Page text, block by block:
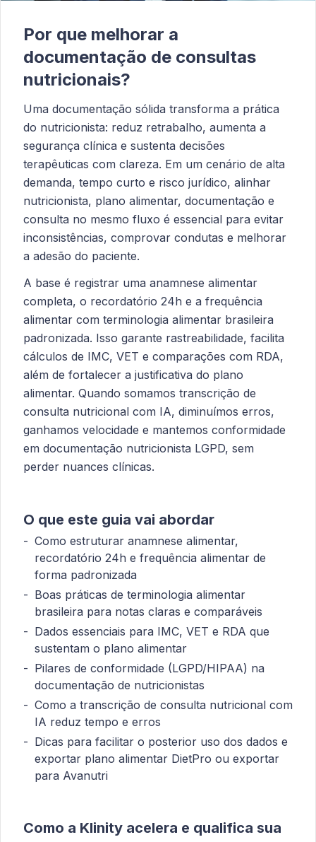
Por que melhorar a
documentação de consultas
nutricionais?
Uma documentação sólida transforma a prática
do nutricionista: reduz retrabalho, aumenta a
segurança clínica e sustenta decisões
terapêuticas com clareza. Em um cenário de alta
demanda, tempo curto e risco jurídico, alinhar
nutricionista, plano alimentar, documentação e
consulta no mesmo fluxo é essencial para evitar
inconsistências, comprovar condutas e melhorar
a adesão do paciente.
A base é registrar uma anamnese alimentar
completa, o recordatório 24h e a frequência
alimentar com terminologia alimentar brasileira
padronizada. Isso garante rastreabilidade, facilita
cálculos de IMC, VET e comparações com RDA,
além de fortalecer a justificativa do plano
alimentar. Quando somamos transcrição de
consulta nutricional com IA, diminuímos erros,
ganhamos velocidade e mantemos conformidade
em documentação nutricionista LGPD, sem
perder nuances clínicas.
O que este guia vai abordar
Como estruturar anamnese alimentar,
recordatório 24h e frequência alimentar de
forma padronizada
Boas práticas de terminologia alimentar
brasileira para notas claras e comparáveis
Dados essenciais para IMC, VET e RDA que
sustentam o plano alimentar
Pilares de conformidade (LGPD/HIPAA) na
documentação de nutricionistas
Como a transcrição de consulta nutricional com
IA reduz tempo e erros
Dicas para facilitar o posterior uso dos dados e
exportar plano alimentar DietPro ou exportar
para Avanutri
Como a Klinity acelera e qualifica sua